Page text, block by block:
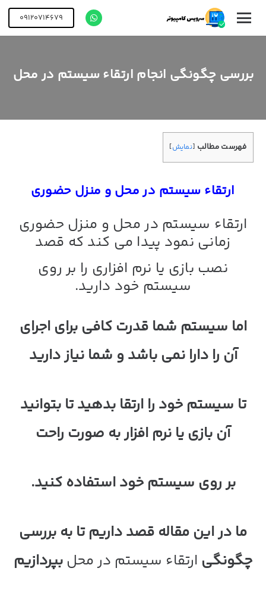
09120714679
بررسی چگونگی انجام ارتقاء سیستم در محل
فهرست مطالب [نمایش]
ارتقاء سیستم در محل و منزل حضوری
ارتقاء سیستم در محل و منزل حضوری
زمانی نمود پیدا می کند که قصد
نصب بازی یا نرم افزاری را بر روی
سیستم خود دارید.
اما سیستم شما قدرت کافی برای اجرای
آن را دارا نمی باشد و شما نیاز دارید
تا سیستم خود را ارتقا بدهید تا بتوانید
آن بازی یا نرم افزار به صورت راحت
بر روی سیستم خود استفاده کنید.
ما در این مقاله قصد داریم تا به بررسی
چگونگی ارتقاء سیستم در محل بپردازیم